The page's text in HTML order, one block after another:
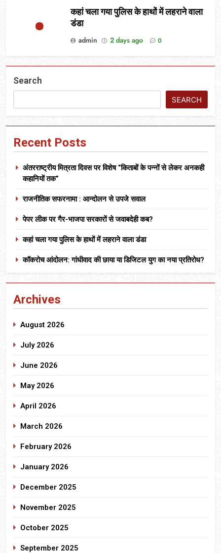
कहां चला गया पुलिस के हाथों में लहराने वाला
डंडा
admin
2 days ago 0
Search
SEARCH
Recent Posts
अंतरराष्ट्रीय मित्रता दिवस पर विशेष “किताबों के पन्नों से लेकर अनकही
कहानियों तक”
राजनीतिक सफरनामा : आन्दोलन से उपजे सवाल
पेपर लीक पर गैर-भाजपा सरकारों से जवाबदेही कब?
कहां चला गया पुलिस के हाथों में लहराने वाला डंडा
कॉकरोच आंदोलन: गांधीवाद की छाया या डिजिटल युग का नया प्रतिरोध?
Archives
August 2026
July 2026
June 2026
May 2026
April 2026
March 2026
February 2026
January 2026
December 2025
November 2025
October 2025
September 2025